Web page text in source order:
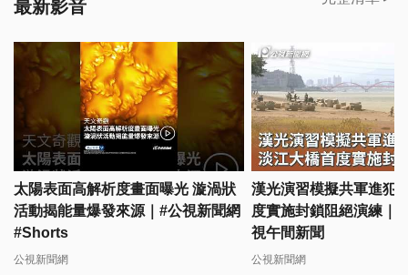
最新影音
太陽表面高解析度畫面曝光 漩渦狀
活動揭能量爆發來源｜#公視新聞網
#Shorts
公視新聞網
漢光演習模擬共軍進犯
度實施封鎖阻絕演練｜
視午間新聞
公視新聞網